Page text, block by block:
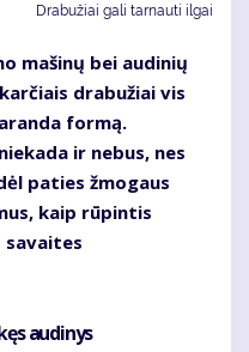
Drabužiai gali tarnauti ilgai
mašinų bei audinių
drabužiai vis
formą.
ir nebus, nes
paties žmogaus
kaip rūpintis
savaites
audinys